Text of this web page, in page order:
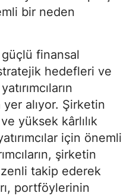
bir neden
finansal
hedefleri ve
yer alıyor. Şirketin
yüksek kârlılık
için önemli
şirketin
takip ederek
portföylerinin